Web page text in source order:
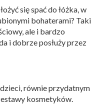
się spać do łóżka, w
bohaterami? Taki
ale i bardzo
i dobrze posłuży przez
równie przydatnym
kosmetyków.